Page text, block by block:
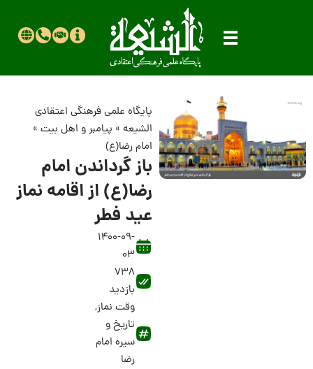
پایگاه علمی فرهنگی اعتقادی
الشیعه» پیامبر و اهل بیت»
امام رضا(ع)
باز گرداندن امام
رضا(ع) از اقامه نماز
عید فطر
1400-09-
03
738
بازدید
وقت نماز,
تاریخ و
سیره امام
رضا